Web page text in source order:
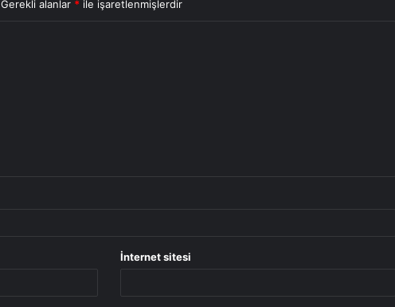
Gerekli alanlar * ile işaretlenmişlerdir
İnternet sitesi